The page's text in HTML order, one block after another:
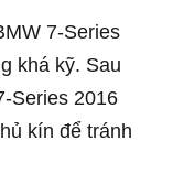
7-Series
khá kỹ. Sau
Series 2016
kín để tránh